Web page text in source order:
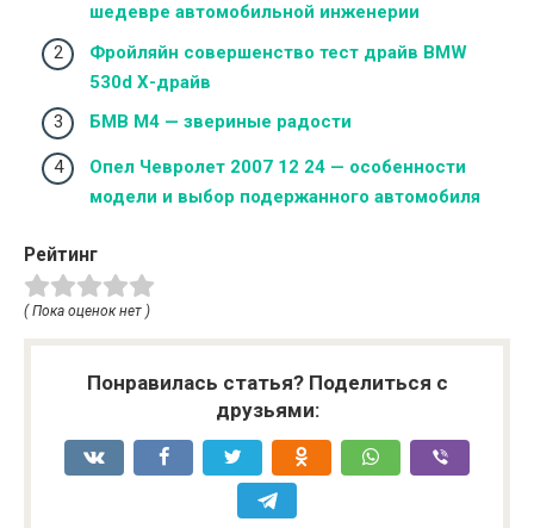
шедевре автомобильной инженерии
Фройляйн совершенство тест драйв BMW
530d Х-драйв
БМВ М4 — звериные радости
Опел Чевролет 2007 12 24 — особенности
модели и выбор подержанного автомобиля
Рейтинг
( Пока оценок нет )
Понравилась статья? Поделиться с
друзьями: